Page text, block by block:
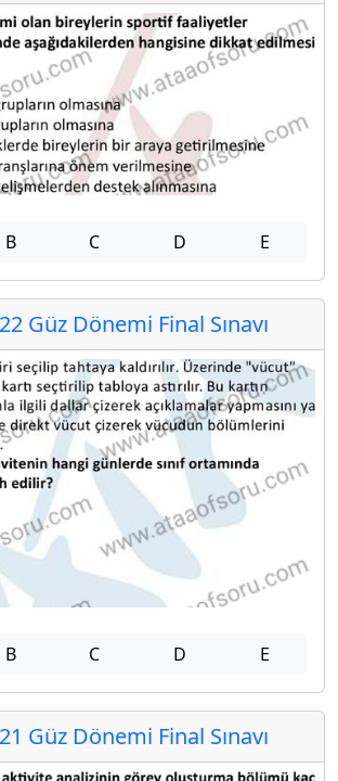
B C D E
Güz Dönemi Final Sınavı
B C D E
Güz Dönemi Final Sınavı